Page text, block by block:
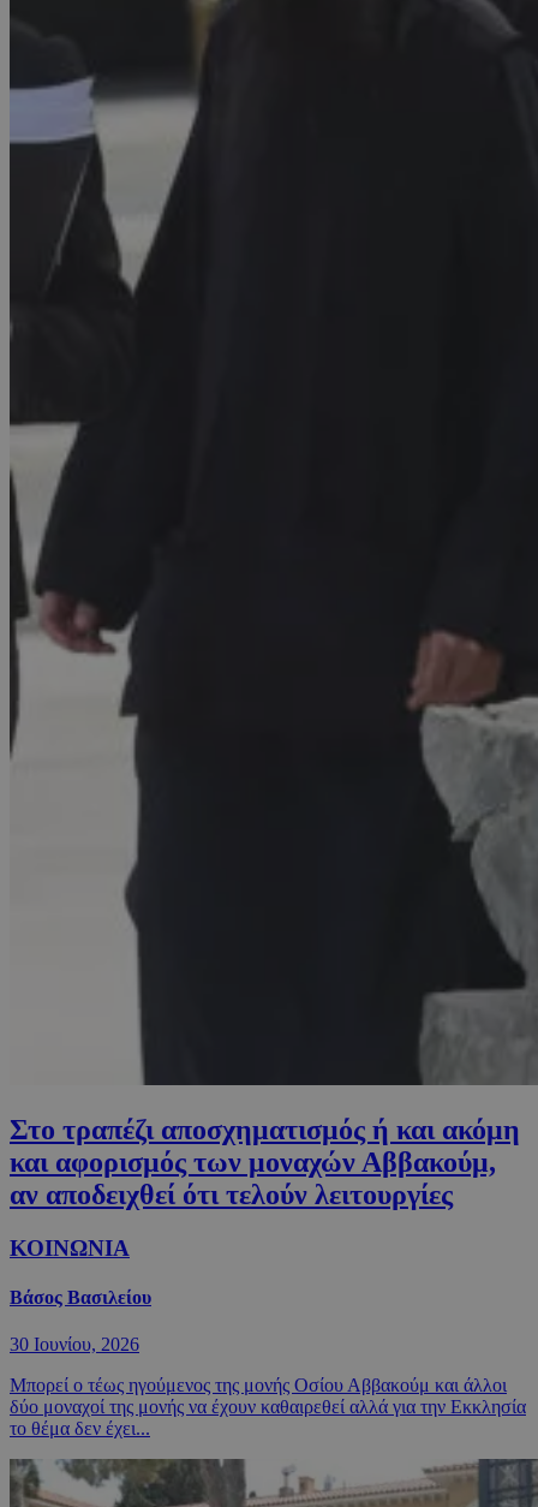
Στο τραπέζι αποσχηματισμός ή και ακόμη
και αφορισμός των μοναχών Αββακούμ,
αν αποδειχθεί ότι τελούν λειτουργίες
ΚΟΙΝΩΝΙΑ
Βάσος Βασιλείου
30 Ιουνίου, 2026
Μπορεί ο τέως ηγούμενος της μονής Οσίου Αββακούμ και άλλοι
δύο μοναχοί της μονής να έχουν καθαιρεθεί αλλά για την Εκκλησία
το θέμα δεν έχει...